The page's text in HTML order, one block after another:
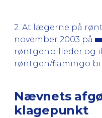
2. At lægerne på
november 2003 på
røntgenbilleder og
røntgen/flamingo
Nævnets
klagepunkt